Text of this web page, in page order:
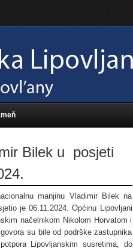
Bilek u posjeti
manjinu Vladimir Bilek na
je 06.11.2024. Općinu Lipovljani
načelnikom Nikolom Horvatom i
su bile od podrške zastupnika
Lipovljanskim susretima, do